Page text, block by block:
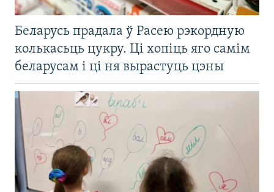
Беларусь прадала ў Расею рэкордную
колькасьць цукру. Ці хопіць яго самім
беларусам і ці ня вырастуць цэны